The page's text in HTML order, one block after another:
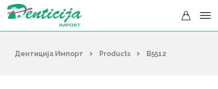
Дентиција Импорт Products B5512